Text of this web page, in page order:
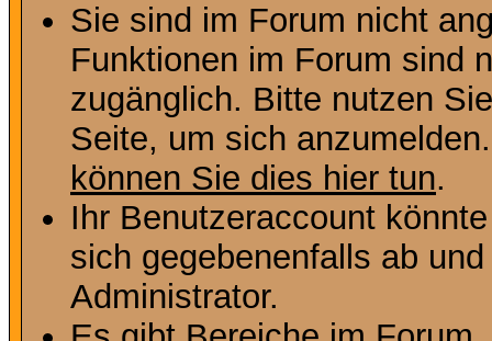
Sie sind im Forum nicht
Funktionen im Forum sind
zugänglich. Bitte nutzen
Seite, um sich
können Sie dies hier tun.
Ihr Benutzeraccount
sich gegebenenfalls ab
Administrator.